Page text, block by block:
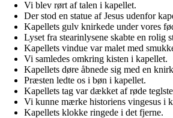
Vi blev rørt af talen i kapellet.
Der stod en statue af Jesus udenfor
Kapellets gulv knirkede under vores
Lyset fra stearinlysene skabte en rolig
Kapellets vindue var malet med
Vi samledes omkring kisten i kapellet.
Kapellets døre åbnede sig med en
Præsten ledte os i bøn i kapellet.
Kapellets tag var dækket af røde
Vi kunne mærke historiens vingesus i
Kapellets klokke ringede i det fjerne.